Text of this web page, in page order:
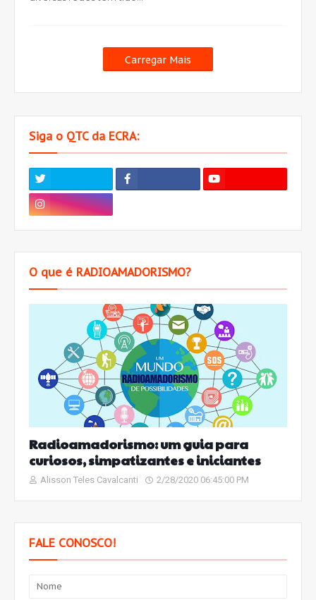
Carregar Mais
Siga o QTC da ECRA:
O que é RADIOAMADORISMO?
Radioamadorismo: um guia para
curiosos, simpatizantes e iniciantes
Alisson Teles Cavalcanti 2/28/2020 06:45:00 PM
FALE CONOSCO!